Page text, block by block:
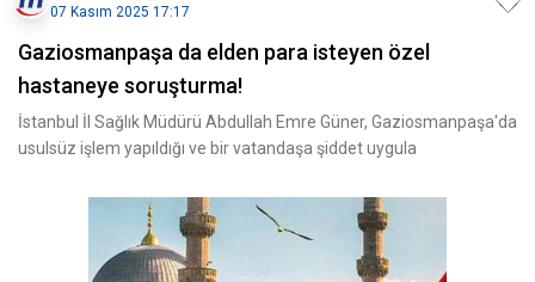
07 Kasım 2025 17:17
Gaziosmanpaşa da elden para isteyen özel
hastaneye soruşturma!
İstanbul İl Sağlık Müdürü Abdullah Emre Güner, Gaziosmanpaşa'da
usulsüz işlem yapıldığı ve bir vatandaşa şiddet uygula